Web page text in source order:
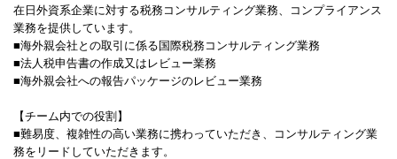
在日外資系企業に対する税務コンサルティング業務、コンプライアンス
業務を提供しています。
■海外親会社との取引に係る国際税務コンサルティング業務
■法人税申告書の作成又はレビュー業務
■海外親会社への報告パッケージのレビュー業務
【チーム内での役割】
■難易度、複雑性の高い業務に携わっていただき、コンサルティング業
務をリードしていただきます。